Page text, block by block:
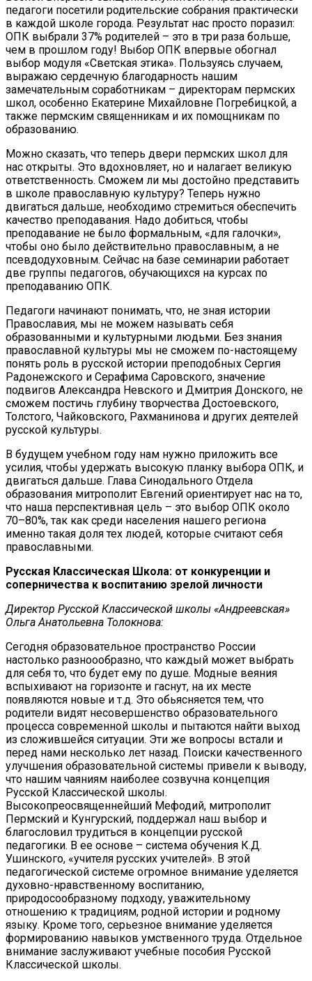
педагоги посетили родительские собрания практически
в каждой школе города. Результат нас просто поразил:
ОПК выбрали 37% родителей – это в три раза больше,
чем в прошлом году! Выбор ОПК впервые обогнал
выбор модуля «Светская этика». Пользуясь случаем,
выражаю сердечную благодарность нашим
замечательным соработникам – директорам пермских
школ, особенно Екатерине Михайловне Погребицкой, а
также пермским священникам и их помощникам по
образованию.
Можно сказать, что теперь двери пермских школ для
нас открыты. Это вдохновляет, но и налагает великую
ответственность. Сможем ли мы достойно представить
в школе православную культуру? Теперь нужно
двигаться дальше, необходимо стремиться обеспечить
качество преподавания. Надо добиться, чтобы
преподавание не было формальным, «для галочки»,
чтобы оно было действительно православным, а не
псевдодуховным. Сейчас на базе семинарии работает
две группы педагогов, обучающихся на курсах по
преподаванию ОПК.
Педагоги начинают понимать, что, не зная истории
Православия, мы не можем называть себя
образованными и культурными людьми. Без знания
православной культуры мы не сможем по-настоящему
понять роль в русской истории преподобных Сергия
Радонежского и Серафима Саровского, значение
подвигов Александра Невского и Дмитрия Донского, не
сможем постичь глубину творчества Достоевского,
Толстого, Чайковского, Рахманинова и других деятелей
русской культуры.
В будущем учебном году нам нужно приложить все
усилия, чтобы удержать высокую планку выбора ОПК, и
двигаться дальше. Глава Синодального Отдела
образования митрополит Евгений ориентирует нас на то,
что наша перспективная цель – это выбор ОПК около
70–80%, так как среди населения нашего региона
именно такая доля тех людей, которые считают себя
православными.
Русская Классическая Школа: от конкуренции и
соперничества к воспитанию зрелой личности
Директор Русской Классической школы «Андреевская»
Ольга Анатольевна Толокнова:
Сегодня образовательное пространство России
настолько разноообразно, что каждый может выбрать
для себя то, что будет ему по душе. Модные веяния
вспыхивают на горизонте и гаснут, на их месте
появляются новые и т.д. Это обьясняется тем, что
родители видят несовершенство образовательного
процесса современной школы и пытаются найти выход
из сложившейся ситуации. Эти же вопросы встали и
перед нами несколько лет назад. Поиски качественного
улучшения образовательной системы привели к выводу,
что нашим чаяниям наиболее созвучна концепция
Русской Классической школы.
Высокопреосвященнейший Мефодий, митрополит
Пермский и Кунгурский, поддержал наш выбор и
благословил трудиться в концепции русской
педагогики. В ее основе – система обучения К.Д.
Ушинского, «учителя русских учителей». В этой
педагогической системе огромное внимание уделяется
духовно-нравственному воспитанию,
природосообразному подходу, уважительному
отношению к традициям, родной истории и родному
языку. Кроме того, серьезное внимание уделяется
формированию навыков умственного труда. Отдельное
внимание заслуживают учебные пособия Русской
Классической школы.